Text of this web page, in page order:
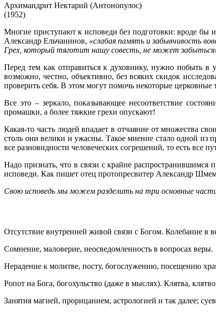
Архимандрит Нектарий (Антонопулос)
(1952)
Многие приступают к исповеди без подготовки: вроде бы
Александр Ельчанинов, «слабая память и забывчивость
Грех, который тяготит нашу совесть, не может
Перед тем как отправиться к духовнику, нужно побыть в
возможно, честно, объективно, без всяких скидок
проверить себя. В этом могут помочь некоторые
Все это – зеркало, показывающее несоответствие
промашки, а более тяжкие грехи опускают!
Какая-то часть людей впадает в отчаяние от множества
столь они велики и ужасны. Такое мнение стало одной из
все разновидности человеческих согрешений, то есть все
Надо признать, что в связи с крайне
исповеди. Как пишет отец протопресвитер Александр
Свою исповедь мы можем разделить на три основные
Отсутствие внутренней живой связи с Богом. Колебание в
Сомнение, маловерие, неосведомленность в вопросах веры.
Нерадение к молитве, посту, богослужению, посещению
Ропот на Бога, богохульство (даже в мыслях). Клятва,
Занятия магией, прорицанием, астрологией и так далее;